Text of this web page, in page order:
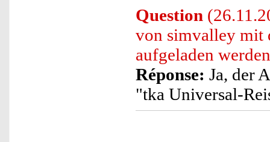
Question
von simvalley mit
aufgeladen
Réponse: Ja, der
"tka Universal-